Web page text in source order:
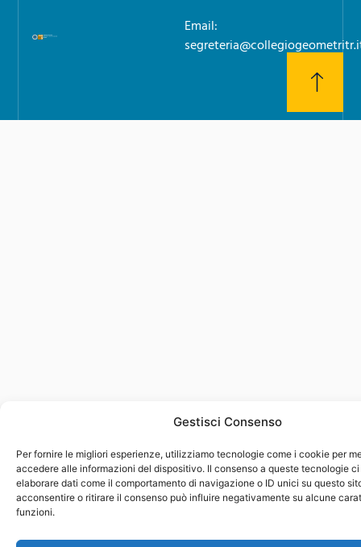
Gestisci Consenso
Per fornire le migliori esperienze, utilizziamo tecnologie come i cookie per
accedere alle informazioni del dispositivo. Il consenso a queste tecnologie
elaborare dati come il comportamento di navigazione o ID unici su questo
acconsentire o ritirare il consenso può influire negativamente su alcune
funzioni.
Email: